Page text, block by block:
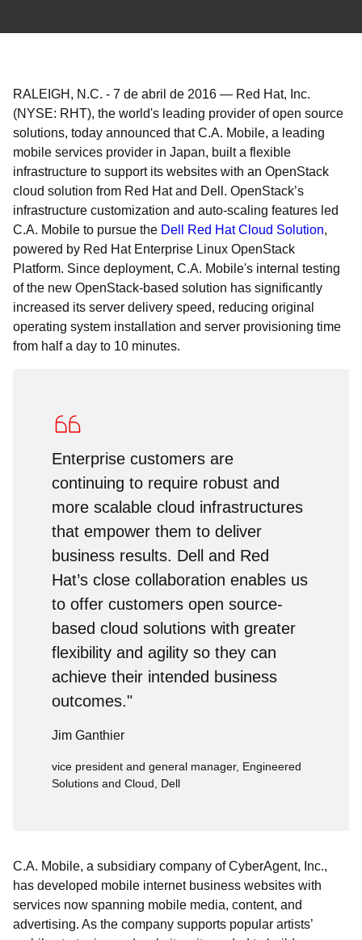
RALEIGH, N.C. - 7 de abril de 2016 — Red Hat, Inc.
(NYSE: RHT), the world's leading provider of open source
solutions, today announced that C.A. Mobile, a leading
mobile services provider in Japan, built a flexible
infrastructure to support its websites with an OpenStack
cloud solution from Red Hat and Dell. OpenStack’s
infrastructure customization and auto-scaling features led
C.A. Mobile to pursue the Dell Red Hat Cloud Solution,
powered by Red Hat Enterprise Linux OpenStack
Platform. Since deployment, C.A. Mobile's internal testing
of the new OpenStack-based solution has significantly
increased its server delivery speed, reducing original
operating system installation and server provisioning time
from half a day to 10 minutes.
Enterprise customers are
continuing to require robust and
more scalable cloud infrastructures
that empower them to deliver
business results. Dell and Red
Hat’s close collaboration enables us
to offer customers open source-
based cloud solutions with greater
flexibility and agility so they can
achieve their intended business
outcomes."
Jim Ganthier
vice president and general manager, Engineered
Solutions and Cloud, Dell
C.A. Mobile, a subsidiary company of CyberAgent, Inc.,
has developed mobile internet business websites with
services now spanning mobile media, content, and
advertising. As the company supports popular artists’